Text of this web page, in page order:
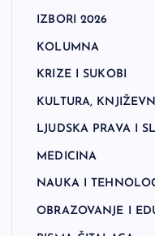
IZBORI 2026
KOLUMNA
KRIZE I SUKOBI
KULTURA,
LJUDSKA PRAVA I
MEDICINA
NAUKA I
OBRAZOVANJE I